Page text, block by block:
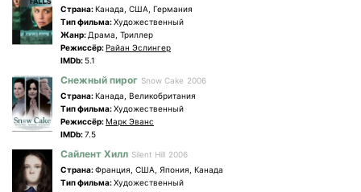
Страна:Канада, США, Германия
Tип фильма:Художественный
Жанр: Драма, Триллер
Режиссёр:Райан Эслингер
IMDb:5.1
Снежный пирог Snow Cake 2006
Страна:Канада, Великобритания
Tип фильма:Художественный
Режиссёр:Марк Эванс
IMDb:7.5
Сайлент Хилл Silent Hill 2006
Страна:Франция, США, Япония, Канада
Tип фильма:Художественный